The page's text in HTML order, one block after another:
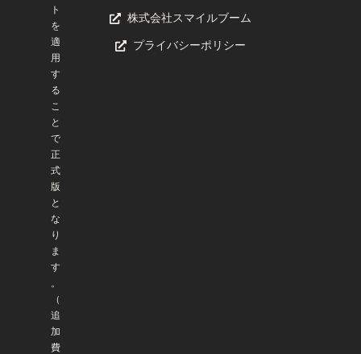
ト
を
適
用
す
る
こ
と
で
正
式
版
と
な
り
ま
す
。
（
追
加
費
株式会社スマイルブーム
プライバシーポリシー